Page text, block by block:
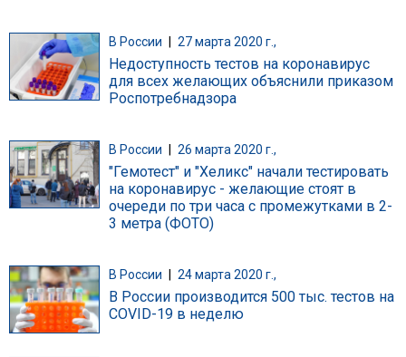
В России 27 марта 2020 г.,
Недоступность тестов на коронавирус
для всех желающих объяснили приказом
Роспотребнадзора
В России 26 марта 2020 г.,
"Гемотест" и "Хеликс" начали тестировать
на коронавирус - желающие стоят в
очереди по три часа с промежутками в 2-
3 метра (ФОТО)
В России 24 марта 2020 г.,
В России производится 500 тыс. тестов на
COVID-19 в неделю